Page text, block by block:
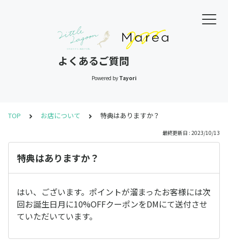
よくあるご質問
Powered by Tayori
TOP お店について 特典はありますか？
最終更新日 : 2023/10/13
特典はありますか？
はい、ございます。ポイントが溜まったお客様には次
回お誕生日月に10%OFFクーポンをDMにて送付させ
ていただいています。